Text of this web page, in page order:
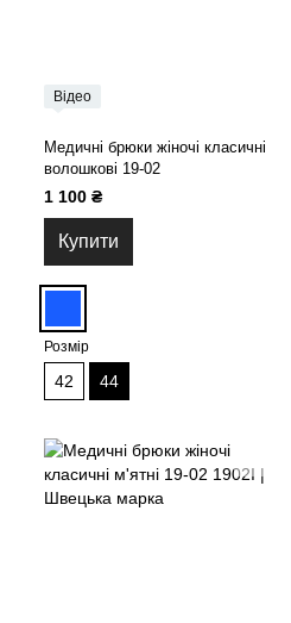
Відео
Медичні брюки жіночі класичні
волошкові 19-02
1 100 ₴
Купити
Розмір
42 44